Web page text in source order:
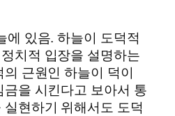
에 있음. 하늘이 도덕적
치적 입장을 설명하는
근원인 하늘이 덕이
금을 시킨다고 보아서 통
현하기 위해서도 도덕